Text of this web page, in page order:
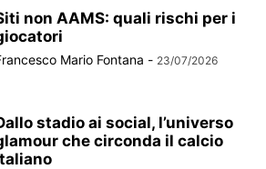
non AAMS: quali rischi per i
Mario Fontana - 23/07/2026
stadio ai social, l’universo
che circonda il calcio